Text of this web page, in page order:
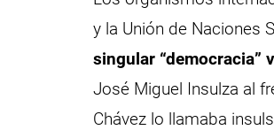
y la Unión de Naciones
singular “democracia”
José Miguel Insulza al
Chávez lo llamaba